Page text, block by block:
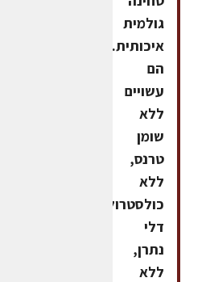
גולמית
איכותית.
הם
עשויים
ללא
שומן
טרנס,
ללא
כולסטרול,
דלי
נתרן,
ללא